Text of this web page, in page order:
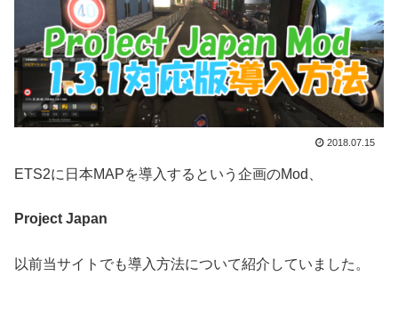
2018.07.15
ETS2に日本MAPを導入するという企画のMod、
Project Japan
以前当サイトでも導入方法について紹介していました。